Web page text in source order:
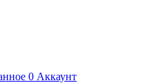
0 Аккаунт